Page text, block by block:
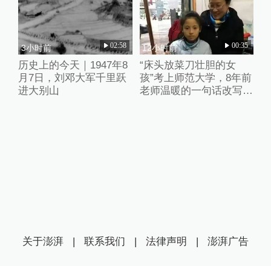
3小时前 02:58
历史上的今天｜1947年8
月7日，刘邓大军千里跃
进大别山
12小时前 00:35
“床头放菜刀壮胆的女
孩”考上师范大学，8年前
老师温暖的一句话改写了
关于澎湃 | 联系我们 | 法律声明 | 澎湃广告